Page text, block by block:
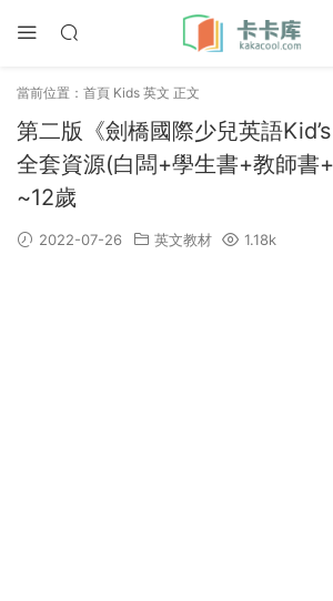
當前位置： 首頁 Kids 英文 正文
第二版《劍橋國際少兒英語
全套資源(白闆+學生書+教師書
~12歲
2022-07-26 英文教材 1.18k